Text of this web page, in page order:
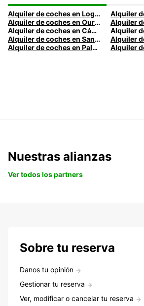
Alquiler de coches en Logroño
Alquiler de coches en Ourense
Alquiler
Alquiler de coches en Cádiz
Alquiler de coches en Santander
Alquiler
Alquiler de coches en Palma
Nuestras alianzas
Ver todos los partners
Sobre tu reserva
Danos tu opinión
Gestionar tu reserva
Ver, modificar o cancelar tu reserva